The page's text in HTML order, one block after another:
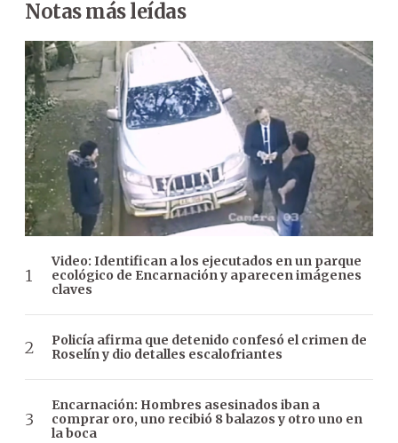
Notas más leídas
Video: Identifican a los ejecutados en un parque
ecológico de Encarnación y aparecen imágenes
claves
Policía afirma que detenido confesó el crimen de
Roselín y dio detalles escalofriantes
Encarnación: Hombres asesinados iban a
comprar oro, uno recibió 8 balazos y otro uno en
la boca